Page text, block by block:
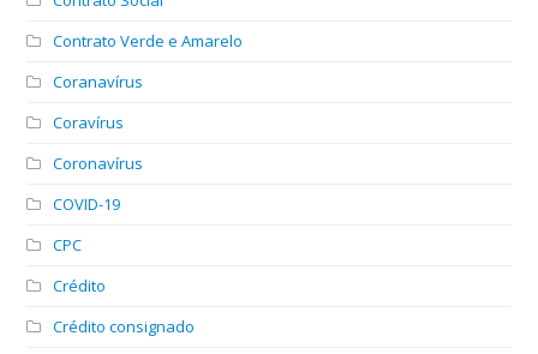
Contrato Verde e Amarelo
Coranavírus
Coravírus
Coronavírus
COVID-19
CPC
Crédito
Crédito consignado